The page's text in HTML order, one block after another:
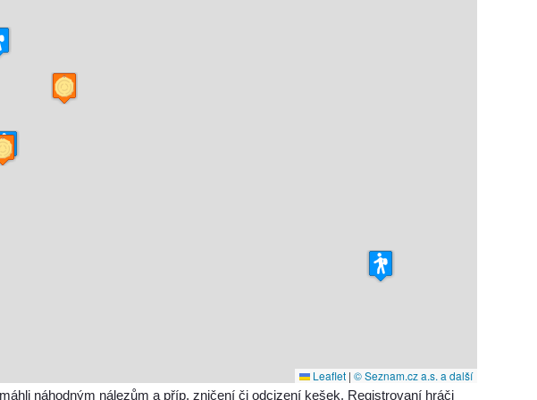
Leaflet | © Seznam.cz a.s. a další
náhodným nálezům a příp. zničení či odcizení kešek. Registrovaní hráči